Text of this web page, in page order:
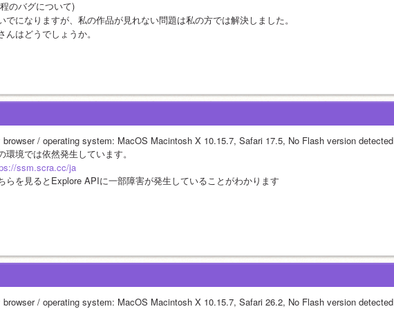
のバグについて)
でになりますが、私の作品が見れない問題は私の方では解決しました。
んはどうでしょうか。
browser / operating system: MacOS Macintosh X 10.15.7, Safari 17.5, No Flash version detected
環境では依然発生しています。
ssm.scra.cc/ja
らを見るとExplore APIに一部障害が発生していることがわかります
browser / operating system: MacOS Macintosh X 10.15.7, Safari 26.2, No Flash version detected